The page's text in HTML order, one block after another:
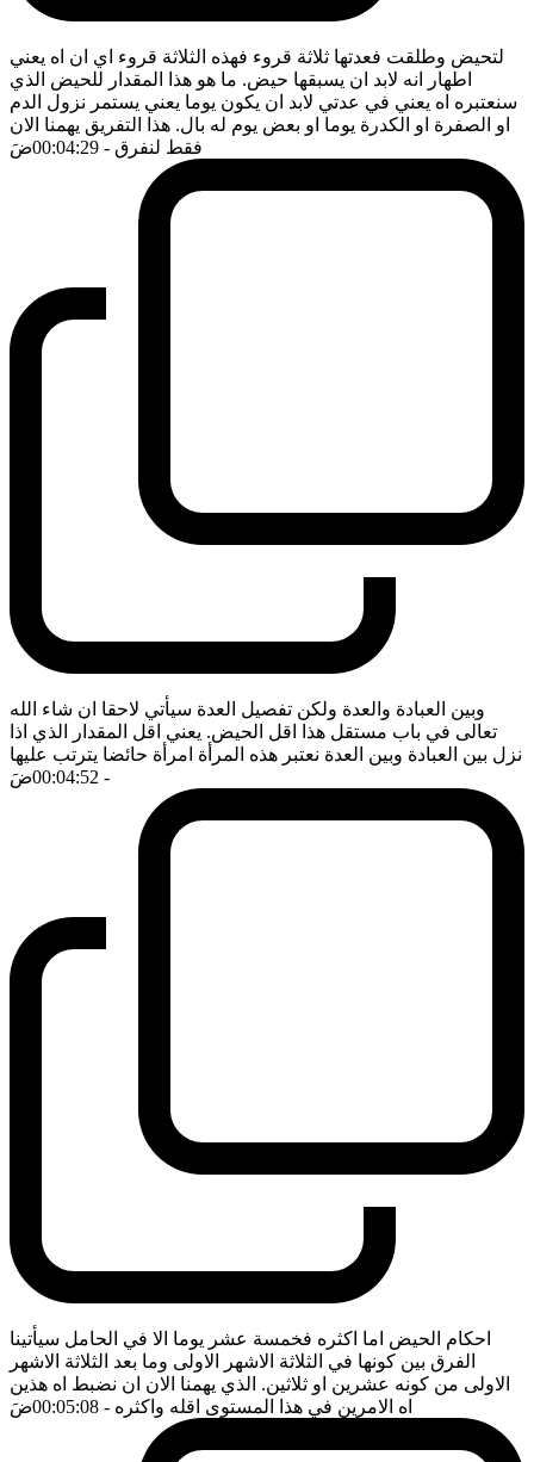
لتحيض وطلقت فعدتها ثلاثة قروء فهذه الثلاثة قروء اي ان اه يعني
اطهار انه لابد ان يسبقها حيض. ما هو هذا المقدار للحيض الذي
سنعتبره اه يعني في عدتي لابد ان يكون يوما يعني يستمر نزول الدم
او الصفرة او الكدرة يوما او بعض يوم له بال. هذا التفريق يهمنا الان
فقط لنفرق - 00:04:29 ضَ
وبين العبادة والعدة ولكن تفصيل العدة سيأتي لاحقا ان شاء الله
تعالى في باب مستقل هذا اقل الحيض. يعني اقل المقدار الذي اذا
نزل بين العبادة وبين العدة نعتبر هذه المرأة امرأة حائضا يترتب عليها
- 00:04:52
ضَ
احكام الحيض اما اكثره فخمسة عشر يوما الا في الحامل سيأتينا
الفرق بين كونها في الثلاثة الاشهر الاولى وما بعد الثلاثة الاشهر
الاولى من كونه عشرين او ثلاثين. الذي يهمنا الان ان نضبط اه هذين
اه الامرين في هذا المستوى اقله واكثره - 00:05:08 ضَ